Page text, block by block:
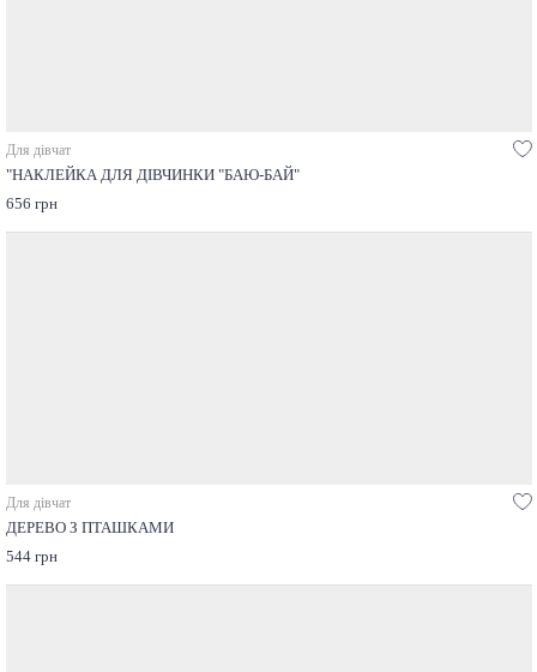
Для дівчат
"НАКЛЕЙКА ДЛЯ ДІВЧИНКИ "БАЮ-БАЙ"
656 грн
Для дівчат
ДЕРЕВО З ПТАШКАМИ
544 грн